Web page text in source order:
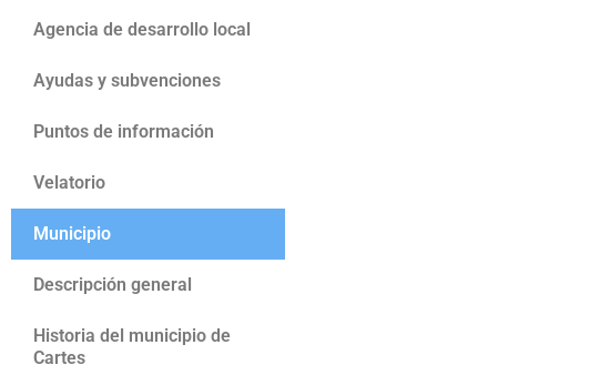
Agencia de desarrollo local
Ayudas y subvenciones
Puntos de información
Velatorio
Municipio
Descripción general
Historia del municipio de
Cartes